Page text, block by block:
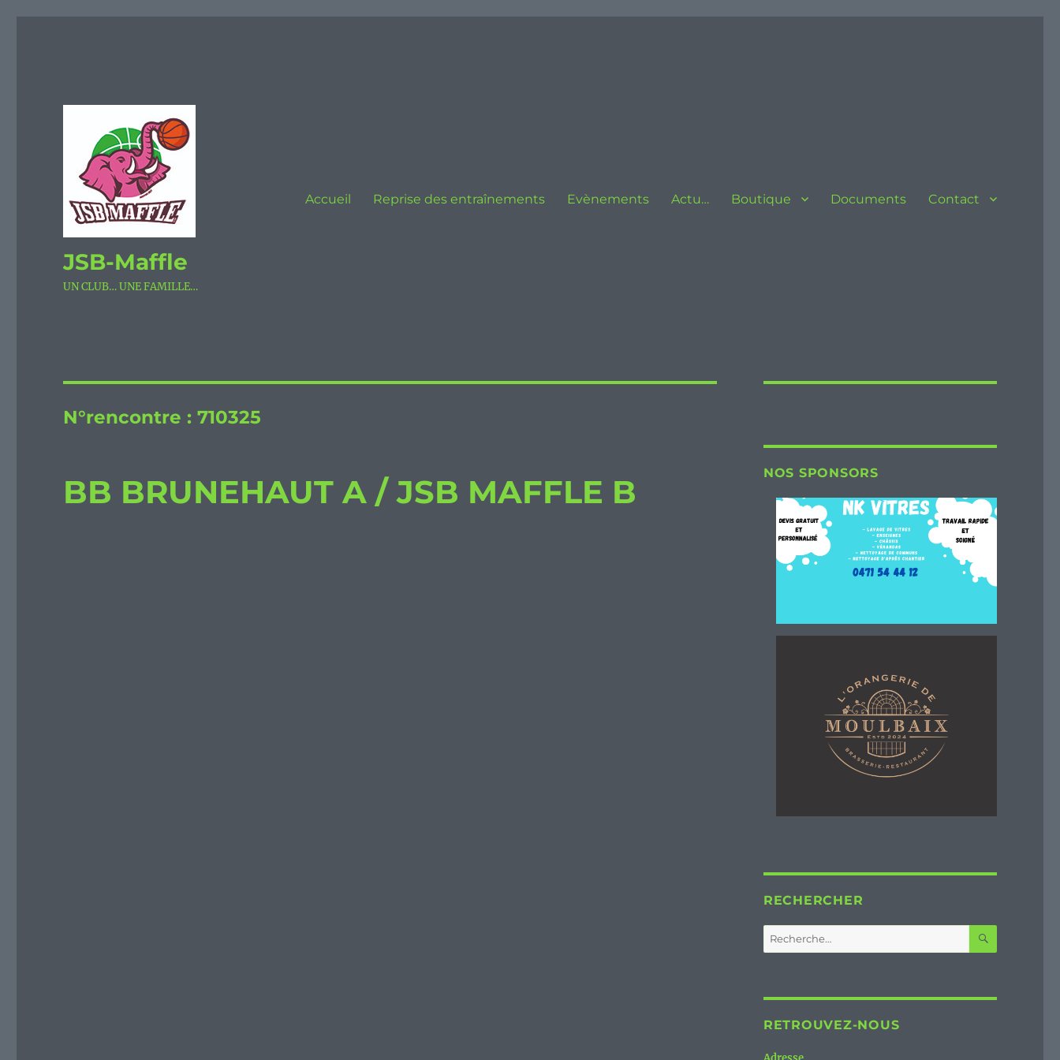
JSB-Maffle
UN CLUB… UNE FAMILLE…
Accueil Reprise des entraînements Evènements Actu… Boutique Documents Contact
N°rencontre :710325
BB BRUNEHAUT A / JSB MAFFLE B NOS SPONSORS
RECHERCHER
Recherche
pour :
RETROUVEZ-NOUS